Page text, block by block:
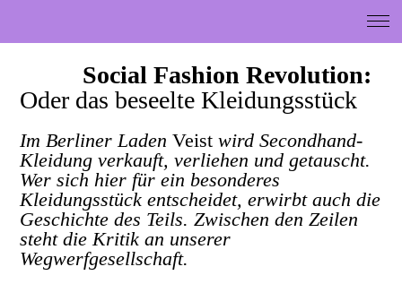
Social Fashion Revolution:
Oder das beseelte Kleidungsstück
Im Berliner LadenVeist wird Secondhand-
Kleidung verkauft, verliehen und getauscht.
Wer sich hier für ein besonderes
Kleidungsstück entscheidet, erwirbt auch die
Geschichte des Teils. Zwischen den Zeilen
steht die Kritik an unserer
Wegwerfgesellschaft.